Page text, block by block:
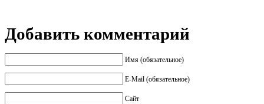
Добавить комментарий
Имя (обязательное)
E-Mail (обязательное)
Сайт